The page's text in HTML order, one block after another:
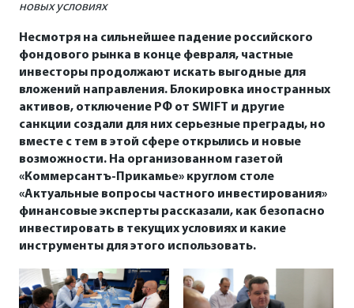
новых условиях
Несмотря на сильнейшее падение российского
фондового рынка в конце февраля, частные
инвесторы продолжают искать выгодные для
вложений направления. Блокировка иностранных
активов, отключение РФ от SWIFT и другие
санкции создали для них серьезные преграды, но
вместе с тем в этой сфере открылись и новые
возможности. На организованном газетой
«Коммерсантъ-Прикамье» круглом столе
«Актуальные вопросы частного инвестирования»
финансовые эксперты рассказали, как безопасно
инвестировать в текущих условиях и какие
инструменты для этого использовать.